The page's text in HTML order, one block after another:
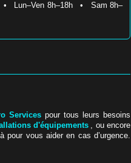
Lun–Ven 8h–18h • Sam 8h–
Services pour tous leurs besoins
d'équipements , ou encore
vous aider en cas d’urgence.